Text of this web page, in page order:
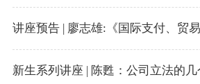
讲座预告 | 廖志雄:《国际支付、贸
新生系列讲座 | 陈甦：公司立法的几